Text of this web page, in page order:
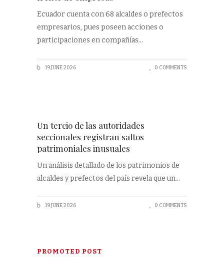
Ecuador cuenta con 68 alcaldes o prefectos
empresarios, pues poseen acciones o
participaciones en compañías
19 JUNE 2026 0 COMMENTS
Un tercio de las autoridades
seccionales registran saltos
patrimoniales inusuales
Un análisis detallado de los patrimonios de
alcaldes y prefectos del país revela que un
19 JUNE 2026 0 COMMENTS
PROMOTED POST